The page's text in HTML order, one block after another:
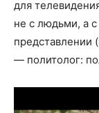
для
не с людьми, а
представлении
— политолог: